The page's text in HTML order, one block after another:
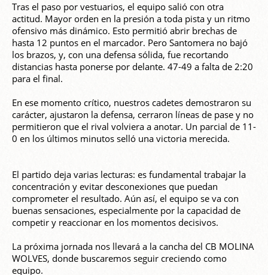
Tras el paso por vestuarios, el equipo salió con otra
actitud. Mayor orden en la presión a toda pista y un ritmo
ofensivo más dinámico. Esto permitió abrir brechas de
hasta 12 puntos en el marcador. Pero Santomera no bajó
los brazos, y, con una defensa sólida, fue recortando
distancias hasta ponerse por delante. 47-49 a falta de 2:20
para el final.
En ese momento crítico, nuestros cadetes demostraron su
carácter, ajustaron la defensa, cerraron líneas de pase y no
permitieron que el rival volviera a anotar. Un parcial de 11-
0 en los últimos minutos selló una victoria merecida.
El partido deja varias lecturas: es fundamental trabajar la
concentración y evitar desconexiones que puedan
comprometer el resultado. Aún así, el equipo se va con
buenas sensaciones, especialmente por la capacidad de
competir y reaccionar en los momentos decisivos.
La próxima jornada nos llevará a la cancha del CB MOLINA
WOLVES, donde buscaremos seguir creciendo como
equipo.